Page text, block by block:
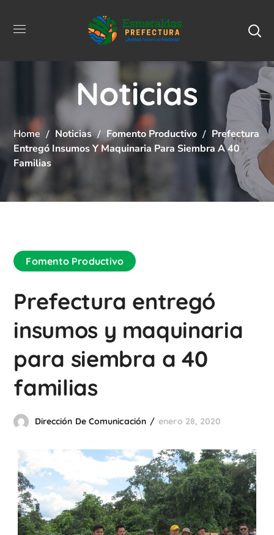
Noticias
Home Noticias Fomento Productivo
Prefectura
Entregó Insumos Y Maquinaria Para Siembra A 40
Familias
Fomento Productivo
Prefectura entregó
insumos y maquinaria
para siembra a 40
familias
Dirección De Comunicación enero 28, 2020